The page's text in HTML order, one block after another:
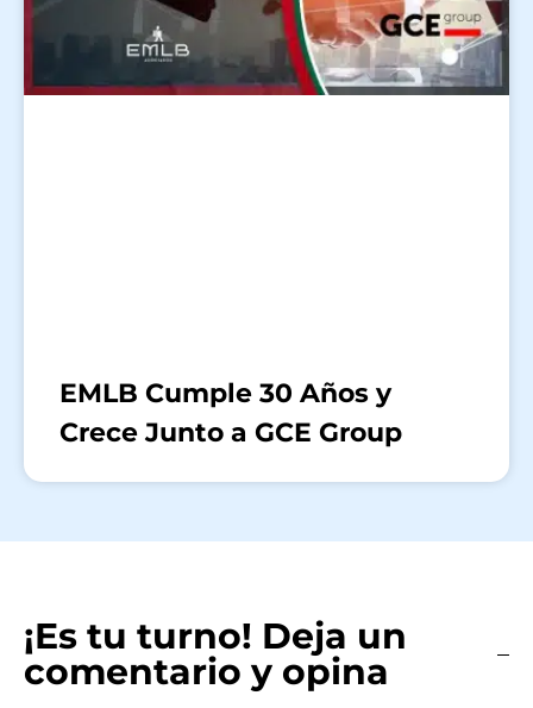
EMLB Cumple 30 Años y
Crece Junto a GCE Group
¡Es tu turno! Deja un
comentario y opina